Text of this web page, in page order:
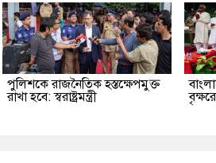
পুলিশকে রাজনৈতিক হস্তক্ষেপমুক্ত
রাখা হবে: স্বরাষ্ট্রমন্ত্রী